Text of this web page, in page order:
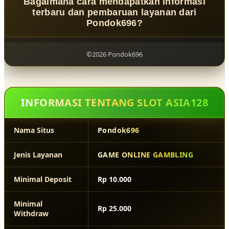
agar tampil nyaman di berbagai ukuran layar sehingga
tetap mudah digunakan melalui perangkat mobile.
terbaru dan pembaruan layanan dari
Pondok696?
resmi Pondok696 yang diperbarui secara berkala agar
pengguna selalu memperoleh informasi yang akurat dan
terbaru.
©2026 Pondok696
INFORMASI TENTANG SLOT ASIA128
Nama Situs Pondok696
Jenis Layanan GAME ONLINE GAMBLING
Minimal Deposit Rp 10.000
Minimal
Withdraw
Rp 25.000